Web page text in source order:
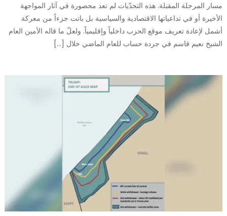
مسار المرحلة المقبلة. هذه التحدّيات لم تعد محصورة في آثار المواجهة
الأخيرة أو في تداعياتها الاقتصادية والسياسية بل باتت جزءاً من معركة
أشمل لإعادة تعريف موقع الحزب داخلياً وإقليمياً. ولعلّ ما قاله الأمين العام
الشيخ نعيم قاسم في جردة حساب للعام الماضي خلال […]